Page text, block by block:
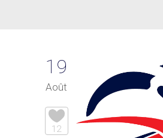
19
Août
12